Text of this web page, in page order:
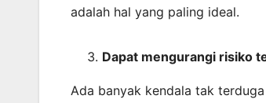
adalah hal yang paling ideal.
Dapat mengurangi risiko
Ada banyak kendala tak